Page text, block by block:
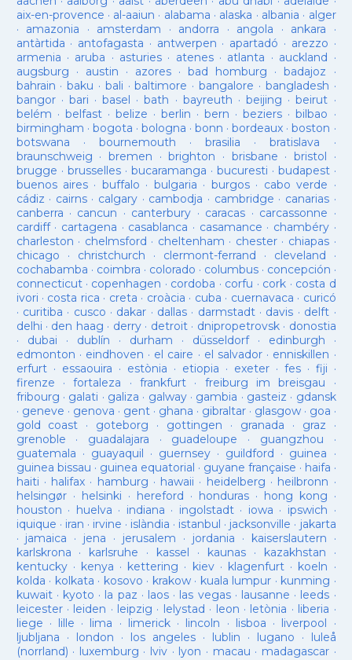
aix-en-provence · al-aaiun · alabama · alaska · albania · alger
· amazonia · amsterdam · andorra · angola · ankara ·
antàrtida · antofagasta · antwerpen · apartadó · arezzo ·
armenia · aruba · asturies· atenes· atlanta · auckland ·
augsburg · austin · azores·bad homburg ·badajoz ·
bahrain ·baku · bali ·baltimore ·bangalore · bangladesh ·
bangor· bari ·basel ·bath · bayreuth ·beijing ·beirut ·
belém · belfast· belize · berlin ·bern ·beziers ·bilbao ·
birmingham · bogota · bologna ·bonn ·bordeaux ·boston ·
botswana · bournemouth ·brasilia ·bratislava ·
braunschweig · bremen ·brighton · brisbane · bristol ·
brugge · brusselles· bucaramanga · bucuresti · budapest·
buenos aires· buffalo · bulgaria · burgos· cabo verde ·
cádiz · cairns· calgary · cambodja · cambridge · canarias·
canberra · cancun · canterbury · caracas · carcassonne ·
cardiff· cartagena · casablanca · casamance · chambéry·
charleston · chelmsford · cheltenham · chester· chiapas ·
chicago · christchurch · clermont-ferrand · cleveland ·
cochabamba · coimbra · colorado · columbus· concepción ·
connecticut· copenhagen · cordoba · corfu · cork · costa d
ivori · costa rica · creta · croàcia · cuba · cuernavaca · curicó
· curitiba · cusco · dakar · dallas · darmstadt· davis · delft ·
delhi · den haag · derry· detroit· dnipropetrovsk· donostia
· dubai · dublín · durham · düsseldorf· edinburgh ·
edmonton · eindhoven · el caire · el salvador · enniskillen ·
erfurt· essaouira · estònia · etiopia · exeter· fes· fiji ·
firenze ·fortaleza · frankfurt· freiburg im breisgau ·
fribourg · galati · galiza · galway· gambia · gasteiz · gdansk
· geneve · genova · gent· ghana · gibraltar· glasgow· goa ·
gold coast · goteborg · gottingen · granada · graz ·
grenoble · guadalajara · guadeloupe · guangzhou ·
guatemala · guayaquil · guernsey· guildford · guinea ·
guinea bissau · guinea equatorial · guyane française · haifa ·
haiti · halifax · hamburg · hawaii · heidelberg · heilbronn ·
helsingør· helsinki · hereford · honduras· hong kong ·
houston · huelva · indiana · ingolstadt· iowa · ipswich ·
iquique · iran · irvine · islàndia · istanbul · jacksonville · jakarta
· jamaica · jena · jerusalem · jordania · kaiserslautern ·
karlskrona · karlsruhe · kassel · kaunas· kazakhstan ·
kentucky· kenya · kettering · kiev· klagenfurt · koeln ·
kolda · kolkata · kosovo · krakow· kuala lumpur · kunming ·
kuwait· kyoto · la paz · laos· las vegas· lausanne · leeds ·
leicester· leiden · leipzig · lelystad · leon · letònia · liberia ·
liege · lille · lima · limerick· lincoln · lisboa · liverpool ·
ljubljana · london · los angeles· lublin · lugano · luleå
(norrland) · luxemburg · lviv · lyon · macau · madagascar·